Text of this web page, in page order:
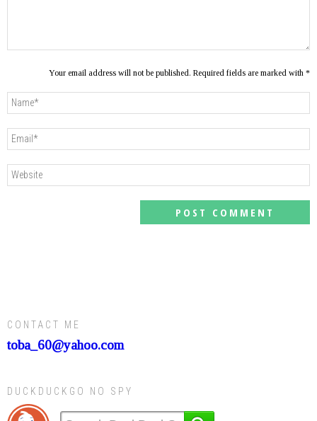
Your email address will not be published. Required fields are marked with *
CONTACT ME
toba_60@yahoo.com
DUCKDUCKGO NO SPY